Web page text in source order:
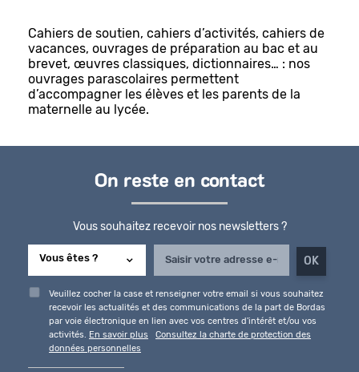
Cahiers de soutien, cahiers d’activités, cahiers de
vacances, ouvrages de préparation au bac et au
brevet, œuvres classiques, dictionnaires… : nos
ouvrages parascolaires permettent
d’accompagner les élèves et les parents de la
maternelle au lycée.
On reste en contact
Vous souhaitez recevoir nos newsletters ?
Veuillez cocher la case et renseigner votre email si vous souhaitez
recevoir les actualités et des communications de la part de Bordas
par voie électronique en lien avec vos centres d'intérêt et/ou vos
activités.
En savoir plus
Consultez la charte de protection des
données personnelles